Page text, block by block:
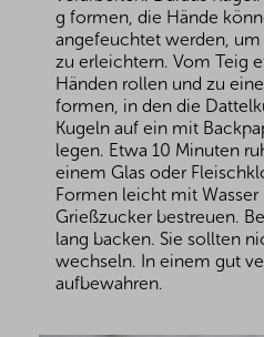
g formen, die Hände
angefeuchtet werden, um
zu erleichtern. Vom Teig
Händen rollen und zu
formen, in den die
Kugeln auf ein mit
legen. Etwa 10 Minuten
einem Glas oder
Formen leicht mit
Grießzucker bestreuen.
lang backen. Sie sollten
wechseln. In einem gut
aufbewahren.